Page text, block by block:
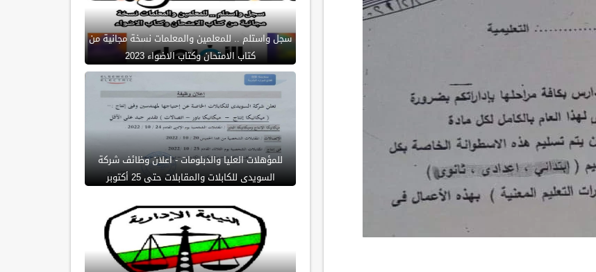
سجل واستلم .. للمعلمين والمعلمات نسخة مجانية من
كتاب الامتحان وكتاب الاضواء 2023
للمؤهلات العليا والدبلومات - اعلان وظائف شركة
السويدى للكابلات والمقابلات حتى 25 أكتوبر